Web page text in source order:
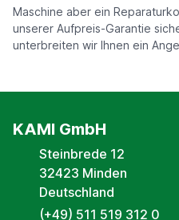
Maschine aber ein
unserer Aufpreis-Garantie
unterbreiten wir Ihnen ein
KAMI GmbH
Steinbrede 12
32423 Minden
Deutschland
(+49) 511 519 312 0